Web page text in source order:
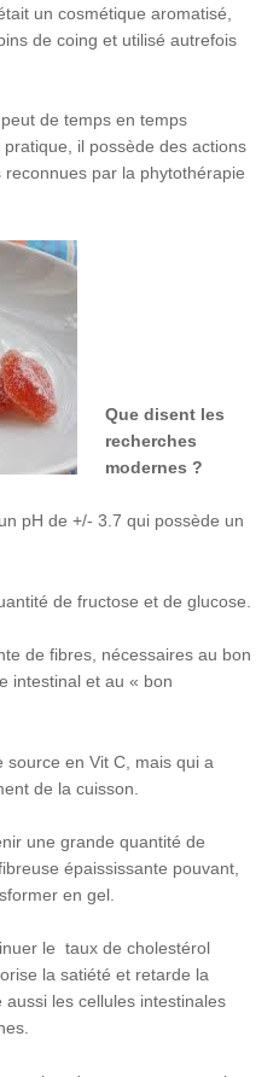
un cosmétique aromatisé,
de coing et utilisé autrefois
de temps en temps
il possède des actions
par la phytothérapie
Que disent les
recherches
modernes ?
pH de +/- 3.7 qui possède un
de fructose et de glucose.
de fibres, nécessaires au bon
intestinal et au « bon
source en Vit C, mais qui a
de la cuisson.
une grande quantité de
épaississante pouvant,
en gel.
le taux de cholestérol
la satiété et retarde la
les cellules intestinales